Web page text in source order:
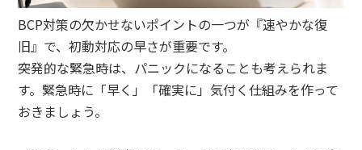
BCP対策の欠かせないポイントの一つが『速やかな復
旧』で、初動対応の早さが重要です。
突発的な緊急時は、パニックになることも考えられま
す。緊急時に「早く」「確実に」気付く仕組みを作って
おきましょう。